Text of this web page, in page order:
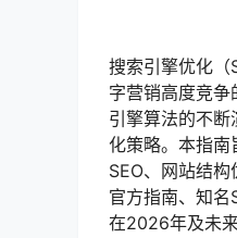
搜索引擎优化
字营销高度竞
引擎算法的不
化策略。本指
SEO、网站结
官方指南、知
在2026年及未